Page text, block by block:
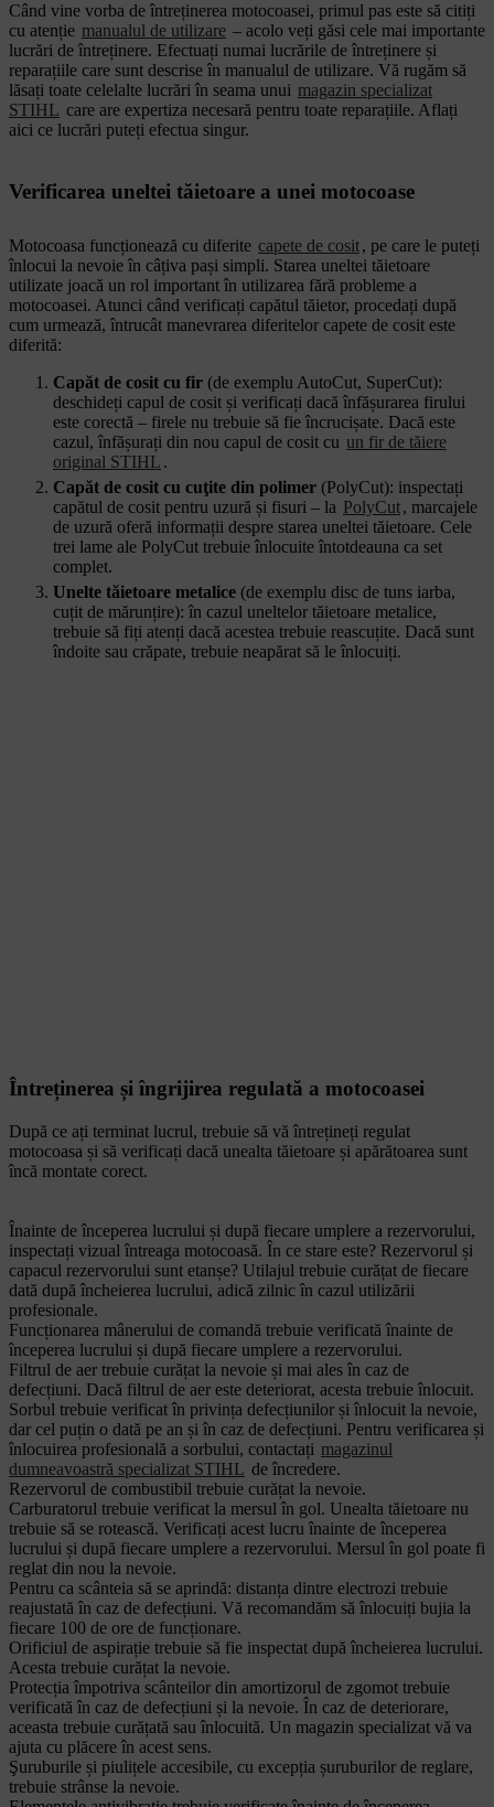
Când vine vorba de întreținerea motocoasei, primul pas este să citiți
cu atenție manualul de utilizare – acolo veți găsi cele mai importante
lucrări de întreținere. Efectuați numai lucrările de întreținere și
reparațiile care sunt descrise în manualul de utilizare. Vă rugăm să
lăsați toate celelalte lucrări în seama unui magazin specializat
STIHL care are expertiza necesară pentru toate reparațiile. Aflați
aici ce lucrări puteți efectua singur.
Verificarea uneltei tăietoare a unei motocoase
Motocoasa funcționează cu diferite capete de cosit, pe care le puteți
înlocui la nevoie în câțiva pași simpli. Starea uneltei tăietoare
utilizate joacă un rol important în utilizarea fără probleme a
motocoasei. Atunci când verificați capătul tăietor, procedați după
cum urmează, întrucât manevrarea diferitelor capete de cosit este
diferită:
Capăt de cosit cu fir (de exemplu AutoCut, SuperCut):
deschideți capul de cosit și verificați dacă înfășurarea firului
este corectă – firele nu trebuie să fie încrucișate. Dacă este
cazul, înfășurați din nou capul de cosit cu un fir de tăiere
original STIHL .
Capăt de cosit cu cuţite din polimer (PolyCut): inspectați
capătul de cosit pentru uzură și fisuri – la PolyCut, marcajele
de uzură oferă informații despre starea uneltei tăietoare. Cele
trei lame ale PolyCut trebuie înlocuite întotdeauna ca set
complet.
Unelte tăietoare metalice (de exemplu disc de tuns iarba,
cuțit de mărunțire): în cazul uneltelor tăietoare metalice,
trebuie să fiți atenți dacă acestea trebuie reascuțite. Dacă sunt
îndoite sau crăpate, trebuie neapărat să le înlocuiți.
Întreținerea și îngrijirea regulată a motocoasei
După ce ați terminat lucrul, trebuie să vă întrețineți regulat
motocoasa și să verificați dacă unealta tăietoare și apărătoarea sunt
încă montate corect.
Înainte de începerea lucrului și după fiecare umplere a rezervorului,
inspectați vizual întreaga motocoasă. În ce stare este? Rezervorul și
capacul rezervorului sunt etanșe? Utilajul trebuie curățat de fiecare
dată după încheierea lucrului, adică zilnic în cazul utilizării
profesionale.
Funcționarea mânerului de comandă trebuie verificată înainte de
începerea lucrului și după fiecare umplere a rezervorului.
Filtrul de aer trebuie curățat la nevoie și mai ales în caz de
defecțiuni. Dacă filtrul de aer este deteriorat, acesta trebuie înlocuit.
Sorbul trebuie verificat în privința defecțiunilor și înlocuit la nevoie,
dar cel puțin o dată pe an și în caz de defecțiuni. Pentru verificarea și
înlocuirea profesională a sorbului, contactați magazinul
dumneavoastră specializat STIHL de încredere.
Rezervorul de combustibil trebuie curățat la nevoie.
Carburatorul trebuie verificat la mersul în gol. Unealta tăietoare nu
trebuie să se rotească. Verificați acest lucru înainte de începerea
lucrului și după fiecare umplere a rezervorului. Mersul în gol poate fi
reglat din nou la nevoie.
Pentru ca scânteia să se aprindă: distanța dintre electrozi trebuie
reajustată în caz de defecțiuni. Vă recomandăm să înlocuiți bujia la
fiecare 100 de ore de funcționare.
Orificiul de aspirație trebuie să fie inspectat după încheierea lucrului.
Acesta trebuie curățat la nevoie.
Protecția împotriva scânteilor din amortizorul de zgomot trebuie
verificată în caz de defecțiuni și la nevoie. În caz de deteriorare,
aceasta trebuie curățată sau înlocuită. Un magazin specializat vă va
ajuta cu plăcere în acest sens.
Şuruburile și piulițele accesibile, cu excepția șuruburilor de reglare,
trebuie strânse la nevoie.